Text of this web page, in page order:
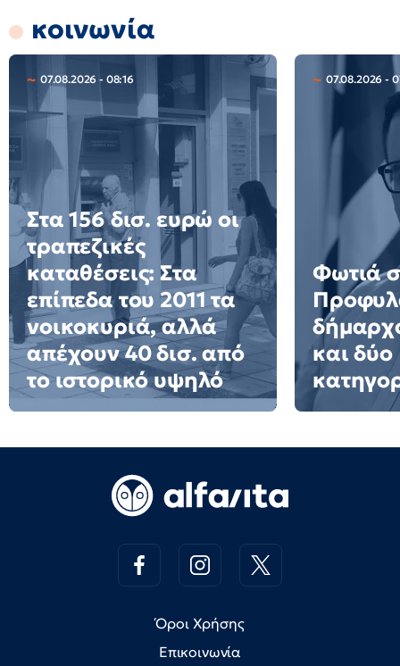
κοινωνία
07.08.2026 - 08:16
Στα 156 δισ. ευρώ οι
τραπεζικές
καταθέσεις: Στα
επίπεδα του 2011 τα
νοικοκυριά, αλλά
απέχουν 40 δισ. από
το ιστορικό υψηλό
07.08.2026 -
Φωτιά
και δύο
Όροι Χρήσης
Επικοινωνία